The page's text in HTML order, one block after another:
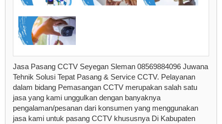
Jasa Pasang CCTV Seyegan Sleman 08569884096 Juwana
Tehnik Solusi Tepat Pasang & Service CCTV. Pelayanan
dalam bidang Pemasangan CCTV merupakan salah satu
jasa yang kami unggulkan dengan banyaknya
pengalaman/pesanan dari konsumen yang menggunakan
jasa kami untuk pasang CCTV khususnya Di Kabupaten